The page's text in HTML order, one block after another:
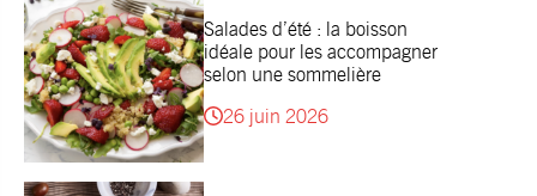
Salades d’été : la boisson
idéale pour les accompagner
selon une sommelière
26 juin 2026